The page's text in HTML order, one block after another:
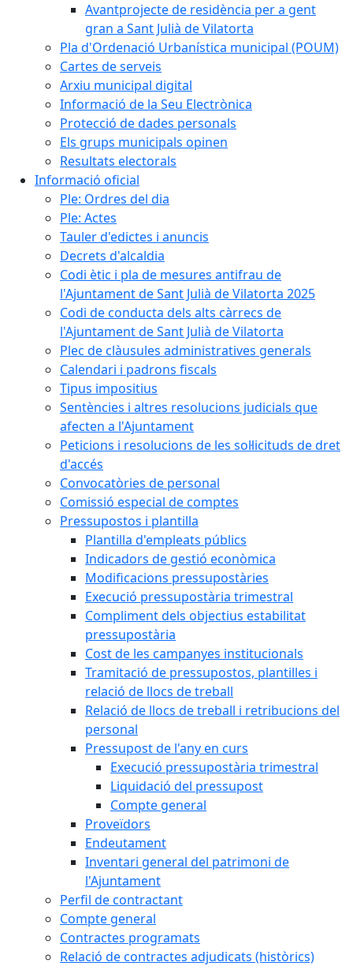
Avantprojecte de residència per a gent
gran a Sant Julià de Vilatorta
Pla d'Ordenació Urbanística municipal (POUM)
Cartes de serveis
Arxiu municipal digital
Informació de la Seu Electrònica
Protecció de dades personals
Els grups municipals opinen
Resultats electorals
Informació oficial
Ple: Ordres del dia
Ple: Actes
Tauler d'edictes i anuncis
Decrets d'alcaldia
Codi ètic i pla de mesures antifrau de
l'Ajuntament de Sant Julià de Vilatorta 2025
Codi de conducta dels alts càrrecs de
l'Ajuntament de Sant Julià de Vilatorta
Plec de clàusules administratives generals
Calendari i padrons fiscals
Tipus impositius
Sentències i altres resolucions judicials que
afecten a l'Ajuntament
Peticions i resolucions de les sol·licituds de dret
d'accés
Convocatòries de personal
Comissió especial de comptes
Pressupostos i plantilla
Plantilla d'empleats públics
Indicadors de gestió econòmica
Modificacions pressupostàries
Execució pressupostària trimestral
Compliment dels objectius estabilitat
pressupostària
Cost de les campanyes institucionals
Tramitació de pressupostos, plantilles i
relació de llocs de treball
Relació de llocs de treball i retribucions del
personal
Pressupost de l'any en curs
Execució pressupostària trimestral
Liquidació del pressupost
Compte general
Proveïdors
Endeutament
Inventari general del patrimoni de
l'Ajuntament
Perfil de contractant
Compte general
Contractes programats
Relació de contractes adjudicats (històrics)